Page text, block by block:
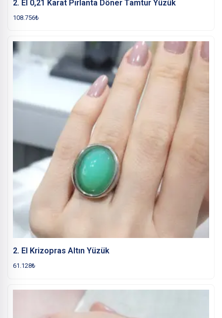
2. El 0,21 Karat Pırlanta Döner Tamtur Yüzük
108.756₺
2. El Krizopras Altın Yüzük
61.128₺